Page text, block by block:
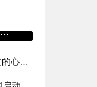
远方